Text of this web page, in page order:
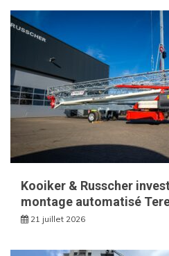
Kooiker & Russcher
montage automatisé
21 juillet 2026